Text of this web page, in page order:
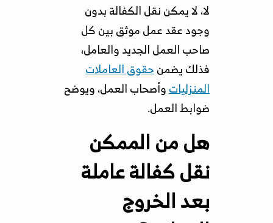
لا، لا يمكن نقل الكفالة بدون
وجود عقد عمل موثق بين كل
صاحب العمل الجديد والعامل،
فذلك يضمنحقوق العاملات
المنزلياتوأصحاب العمل، ويوضح
ضوابط العمل.
هل من الممكن
نقل كفالة عاملة
بعد الخروج